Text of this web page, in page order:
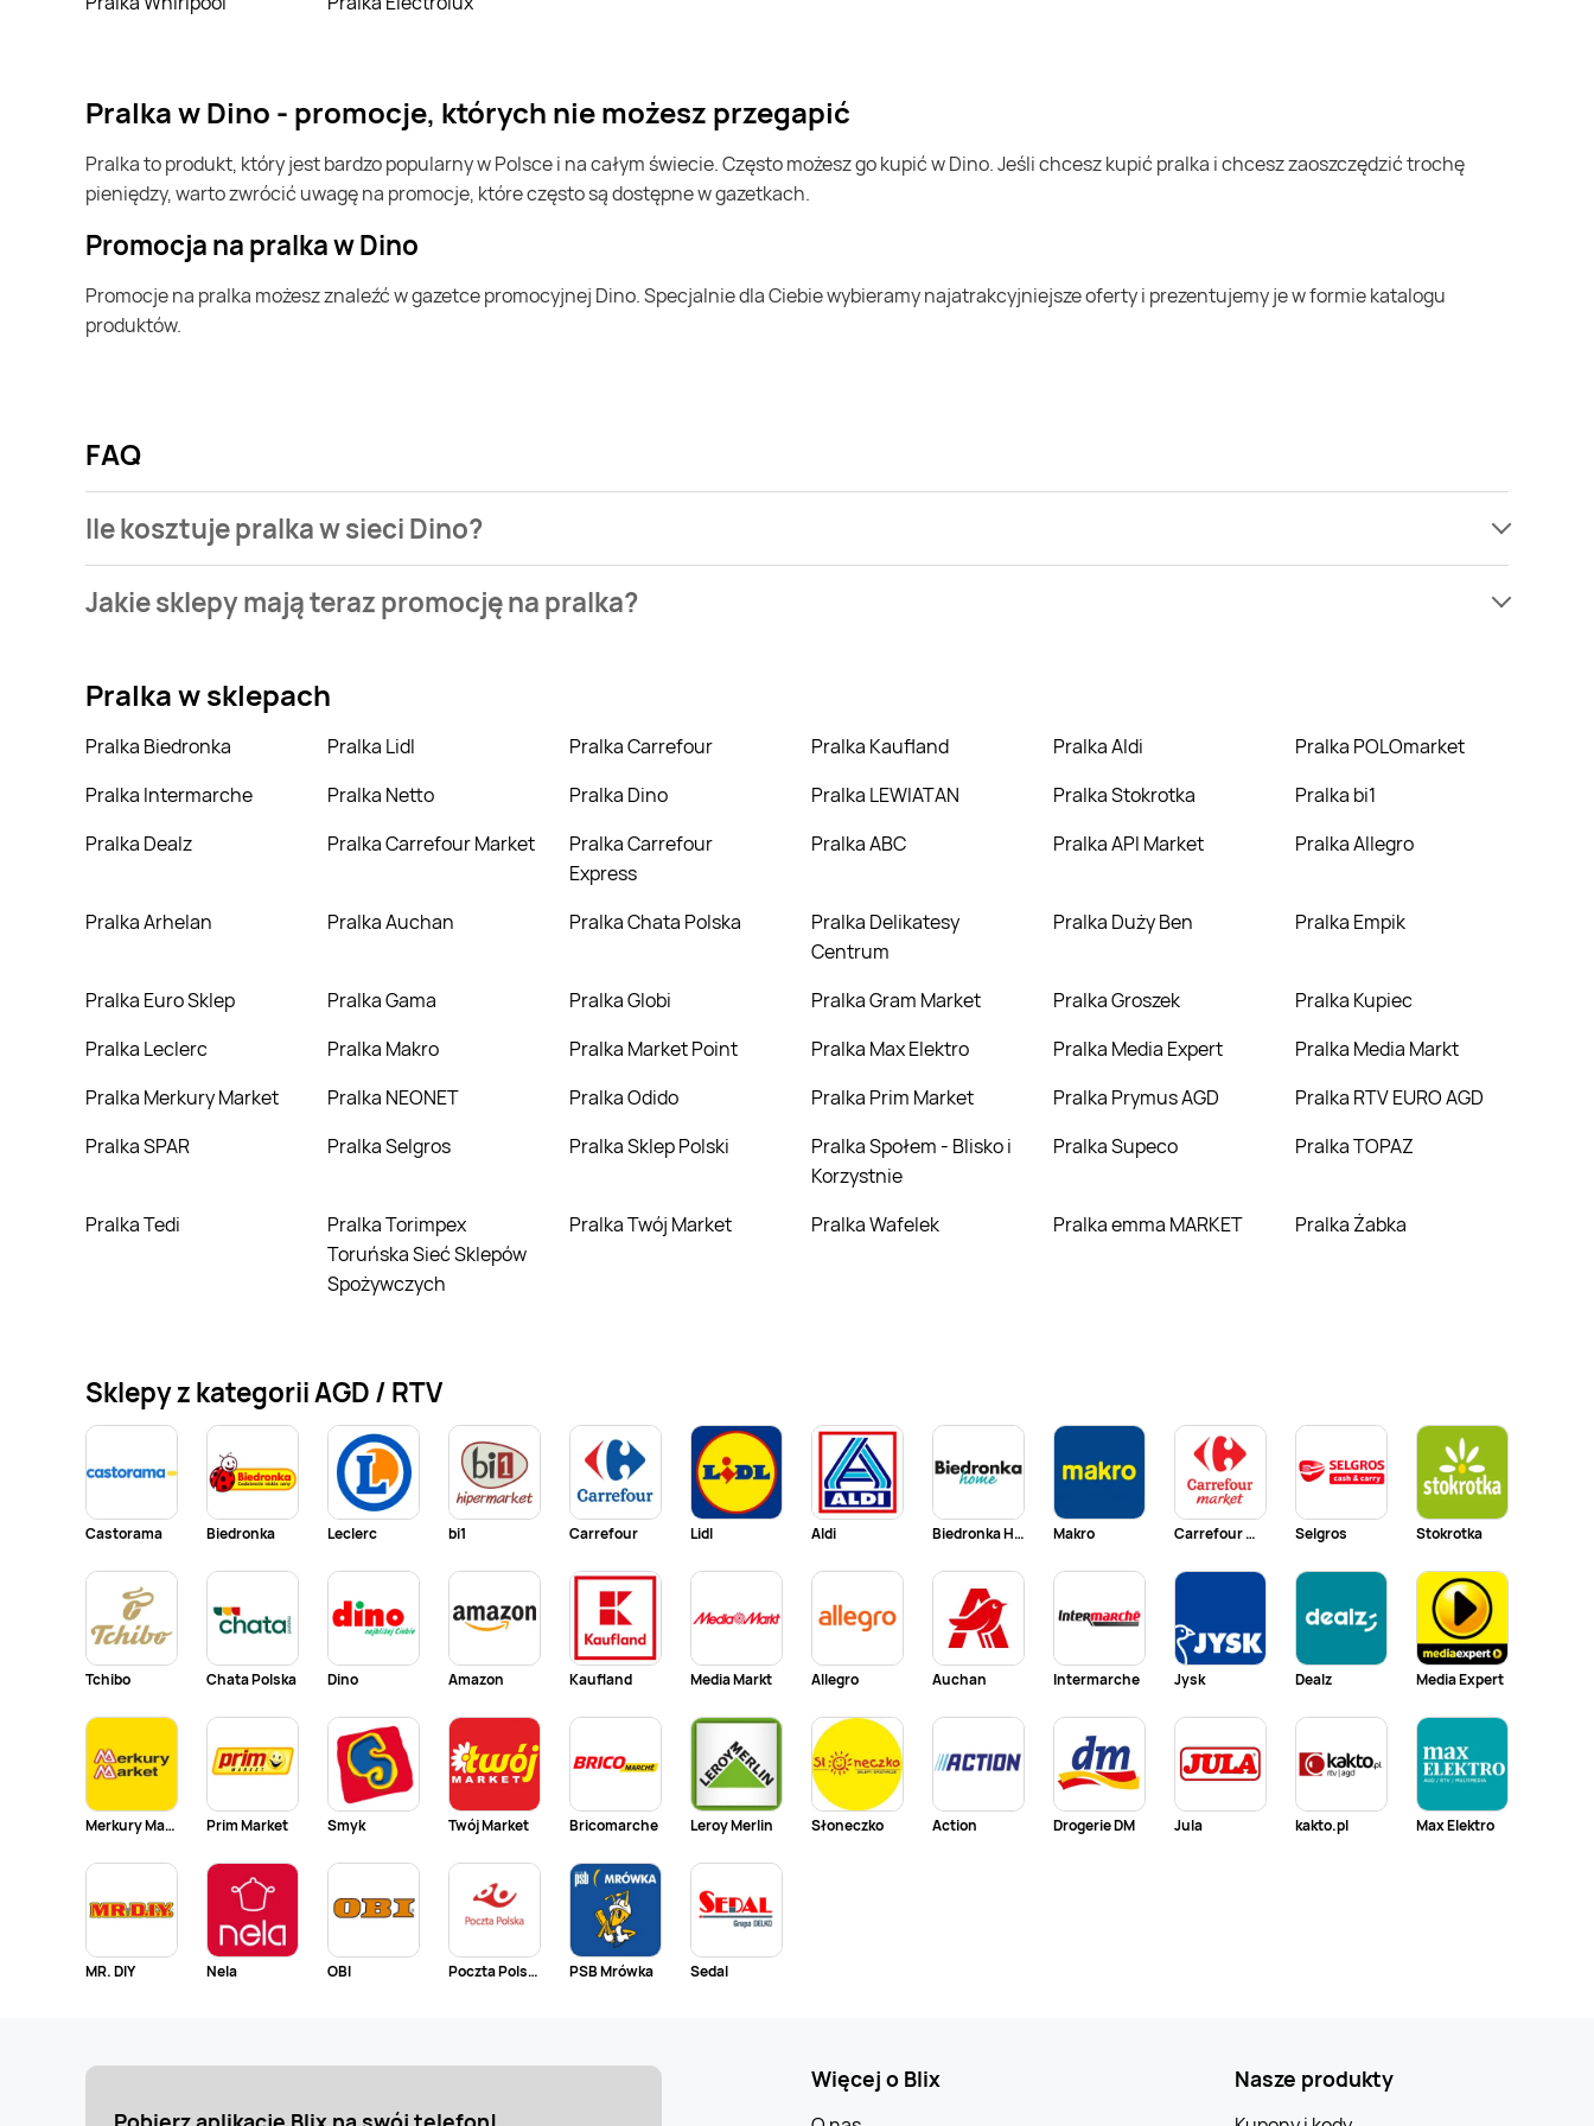
pralka w Dino - promocje, których nie możesz przegapić
pralka to produkt, który jest bardzo popularny w Polsce i na całym świecie. Często możesz go kupić w Dino. Jeśli chcesz kupić pralka i chcesz zaoszczędzić trochę
pieniędzy, warto zwrócić uwagę na promocje, które często są dostępne w gazetkach.
Promocja na pralka w Dino
Promocje na pralka możesz znaleźć w gazetce promocyjnej Dino. Specjalnie dla Ciebie wybieramy najatrakcyjniejsze oferty i prezentujemy je w formie katalogu
produktów.
FAQ
Ile kosztuje pralka w sieci Dino?
Jakie sklepy mają teraz promocję na pralka?
Pralkaw sklepach
Pralka Biedronka Pralka Lidl Pralka Carrefour Pralka Kaufland Pralka Aldi
Pralka POLOmarket
Pralka Intermarche
Pralka Netto Pralka Dino Pralka LEWIATAN Pralka Stokrotka
Pralka bi1
Pralka Dealz
Pralka Carrefour Market
Pralka Carrefour
Express
Pralka ABC Pralka API Market Pralka Allegro
Pralka Arhelan Pralka Auchan Pralka Chata Polska
Pralka Delikatesy
Centrum
Pralka Duży Ben Pralka Empik
Pralka Euro Sklep Pralka Gama Pralka Globi Pralka Gram Market Pralka Groszek
Pralka Kupiec
Pralka Leclerc
Pralka Makro Pralka Market Point Pralka Max Elektro Pralka Media Expert
Pralka Media Markt
Pralka Merkury Market
Pralka NEONET Pralka Odido Pralka Prim Market Pralka Prymus AGD
Pralka RTV EURO AGD
Pralka SPAR
Pralka Selgros Pralka Sklep Polski
Pralka Społem - Blisko i
Korzystnie
Pralka Supeco Pralka TOPAZ
Pralka Tedi
Pralka Torimpex
Toruńska Sieć Sklepów
Spożywczych
Pralka Twój Market Pralka Wafelek Pralka emma MARKET Pralka Żabka
Sklepy z kategorii AGD / RTV
Castorama Biedronka Leclerc bi1 Carrefour Lidl Aldi Biedronka Home Makro Carrefour Market Selgros Stokrotka
Tchibo Chata Polska Dino Amazon Kaufland Media Markt Allegro Auchan Intermarche Jysk Dealz Media Expert
Merkury Market Prim Market Smyk Twój Market Bricomarche Leroy Merlin Słoneczko Action Drogerie DM Jula kakto.pl Max Elektro
MR. DIY Nela OBI Poczta Polska PSB Mrówka Sedal
Więcej o Blix Nasze produkty